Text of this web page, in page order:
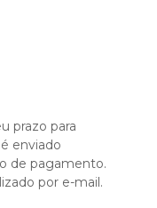
prazo para
enviado
de pagamento.
por e-mail.